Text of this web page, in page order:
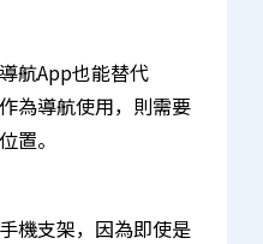
航App也能替代
為導航使用，則需要
置。
機支架，因為即使是